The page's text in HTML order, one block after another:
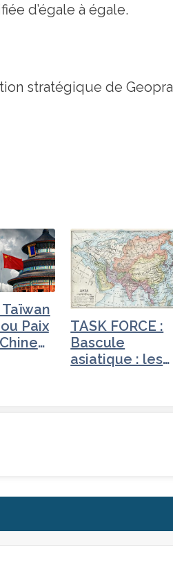
d’égale à égale.
stratégique de
Paix
TASK FORCE :
Bascule
asiatique : les